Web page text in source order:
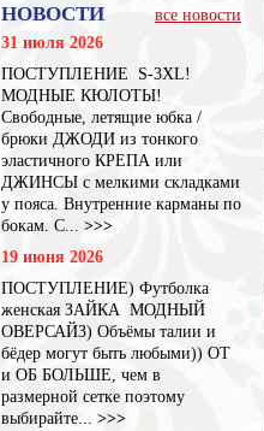
НОВОСТИ
все новости
31 июля 2026
ПОСТУПЛЕНИЕ S-3XL!
МОДНЫЕ КЮЛОТЫ!
Свободные, летящие юбка /
брюки ДЖОДИ из тонкого
эластичного КРЕПА или
ДЖИНСЫ с мелкими складками
у пояса. Внутренние карманы по
бокам. С... >>>
19 июня 2026
ПОСТУПЛЕНИЕ) Футболка
женская ЗАЙКА МОДНЫЙ
ОВЕРСАЙЗ) Объёмы талии и
бёдер могут быть любыми)) ОТ
и ОБ БОЛЬШЕ, чем в
размерной сетке поэтому
выбирайте... >>>